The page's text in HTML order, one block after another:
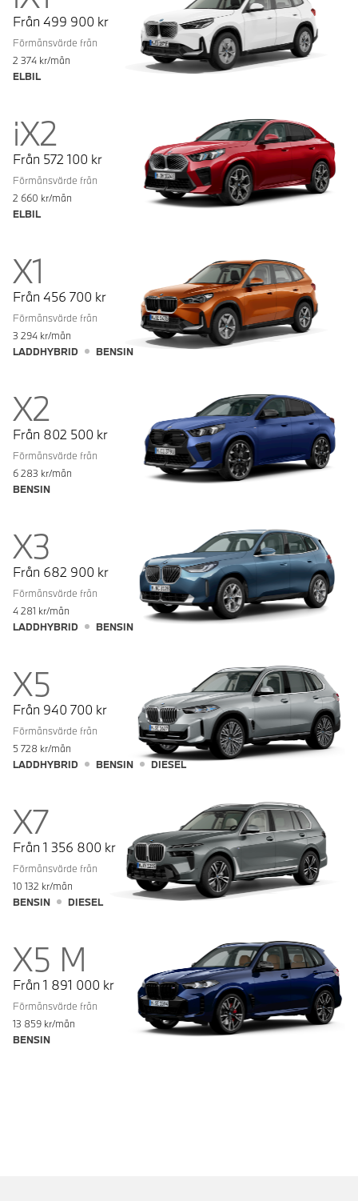
Från 499 900 kr
Förmånsvärde från
2 374 kr/mån
ELBIL
iX2
Från 572 100 kr
Förmånsvärde från
2 660 kr/mån
ELBIL
X1
Från 456 700 kr
Förmånsvärde från
3 294 kr/mån
LADDHYBRID
BENSIN
X2
Från 802 500 kr
Förmånsvärde från
6 283 kr/mån
BENSIN
X3
Från 682 900 kr
Förmånsvärde från
4 281 kr/mån
LADDHYBRID
BENSIN
X5
Från 940 700 kr
Förmånsvärde från
5 728 kr/mån
LADDHYBRID
BENSIN DIESEL
X7
Från 1 356 800 kr
Förmånsvärde från
10 132 kr/mån
BENSIN
DIESEL
X5 M
Från 1 891 000 kr
Förmånsvärde från
13 859 kr/mån
BENSIN